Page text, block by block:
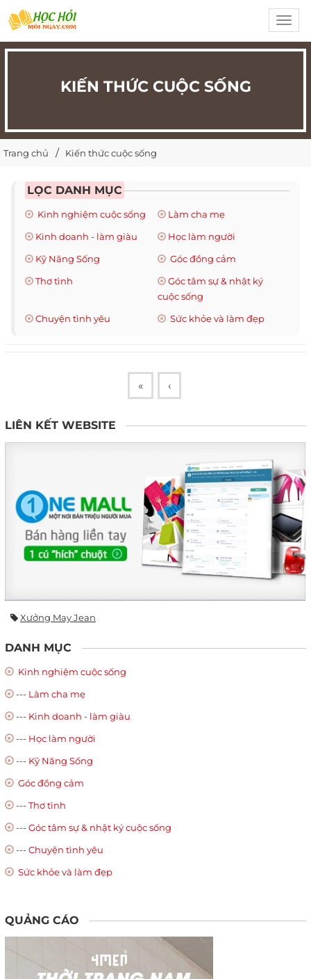
KIẾN THỨC CUỘC SỐNG
Trang chủ Kiến thức cuộc sống
LỌC DANH MỤC
Kinh nghiệm cuộc sống
Làm cha mẹ
Kinh doanh - làm giàu
Học làm người
Kỹ Năng Sống
Góc đồng cảm
Thơ tình
Góc tâm sự & nhật ký
cuộc sống
Chuyện tình yêu
Sức khỏe và làm đẹp
« ‹
LIÊN KẾT WEBSITE
Xưởng May Jean
DANH MỤC
Kinh nghiệm cuộc sống
--- Làm cha mẹ
--- Kinh doanh - làm giàu
--- Học làm người
--- Kỹ Năng Sống
Góc đồng cảm
--- Thơ tình
--- Góc tâm sự & nhật ký cuộc sống
--- Chuyện tình yêu
Sức khỏe và làm đẹp
QUẢNG CÁO